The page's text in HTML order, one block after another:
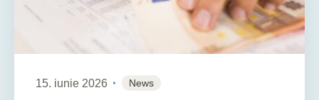
15. iunie 2026 News